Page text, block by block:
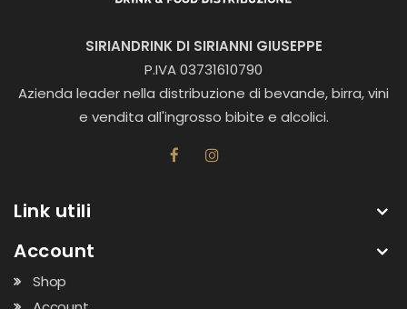
SIRIANDRINK DI SIRIANNI GIUSEPPE
P.IVA 03731610790
Azienda leader nella distribuzione di bevande, birra, vini
e vendita all'ingrosso bibite e alcolici.
Link utili
Account
Shop